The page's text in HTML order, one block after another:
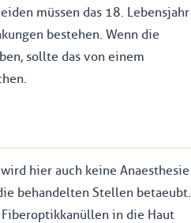
müssen das 18. Lebensjahr
bestehen. Wenn die
sollte das von einem
hier auch keine Anaesthesie
behandelten Stellen betaeubt.
in die Haut